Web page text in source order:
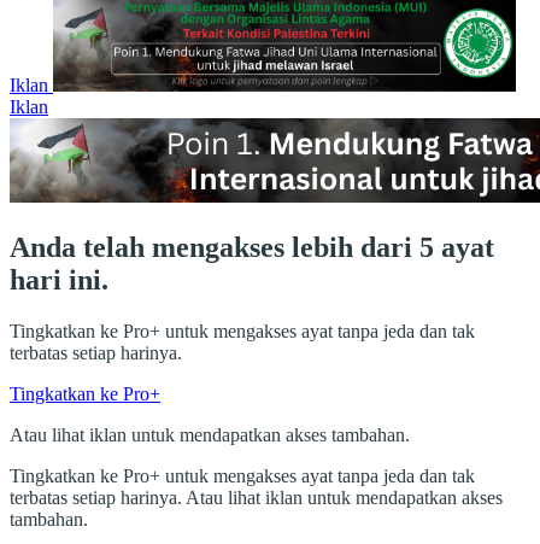
Iklan
Iklan
Anda telah mengakses lebih dari 5 ayat
hari ini.
Tingkatkan ke Pro+ untuk mengakses ayat tanpa jeda dan tak
terbatas setiap harinya.
Tingkatkan ke Pro+
Atau lihat iklan untuk mendapatkan akses tambahan.
Tingkatkan ke Pro+ untuk mengakses ayat tanpa jeda dan tak
terbatas setiap harinya. Atau lihat iklan untuk mendapatkan akses
tambahan.